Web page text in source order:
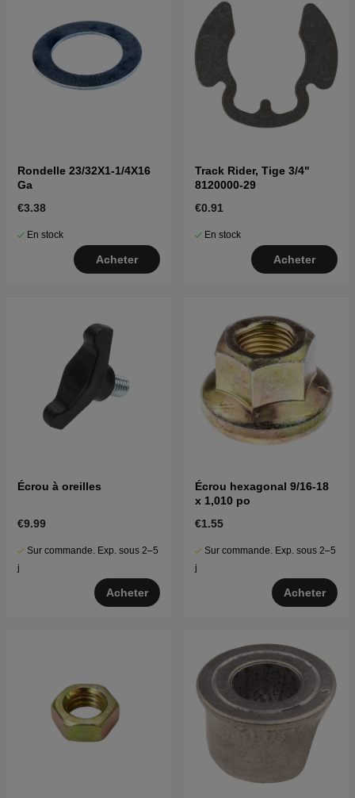
Rondelle 23/32X1-1/4X16
Ga
€3.38
En stock
Acheter
Track Rider, Tige 3/4"
8120000-29
€0.91
En stock
Acheter
Écrou à oreilles
€9.99
Sur commande. Exp. sous 2–5
j
Acheter
Écrou hexagonal 9/16-18
x 1,010 po
€1.55
Sur commande. Exp. sous 2–5
j
Acheter